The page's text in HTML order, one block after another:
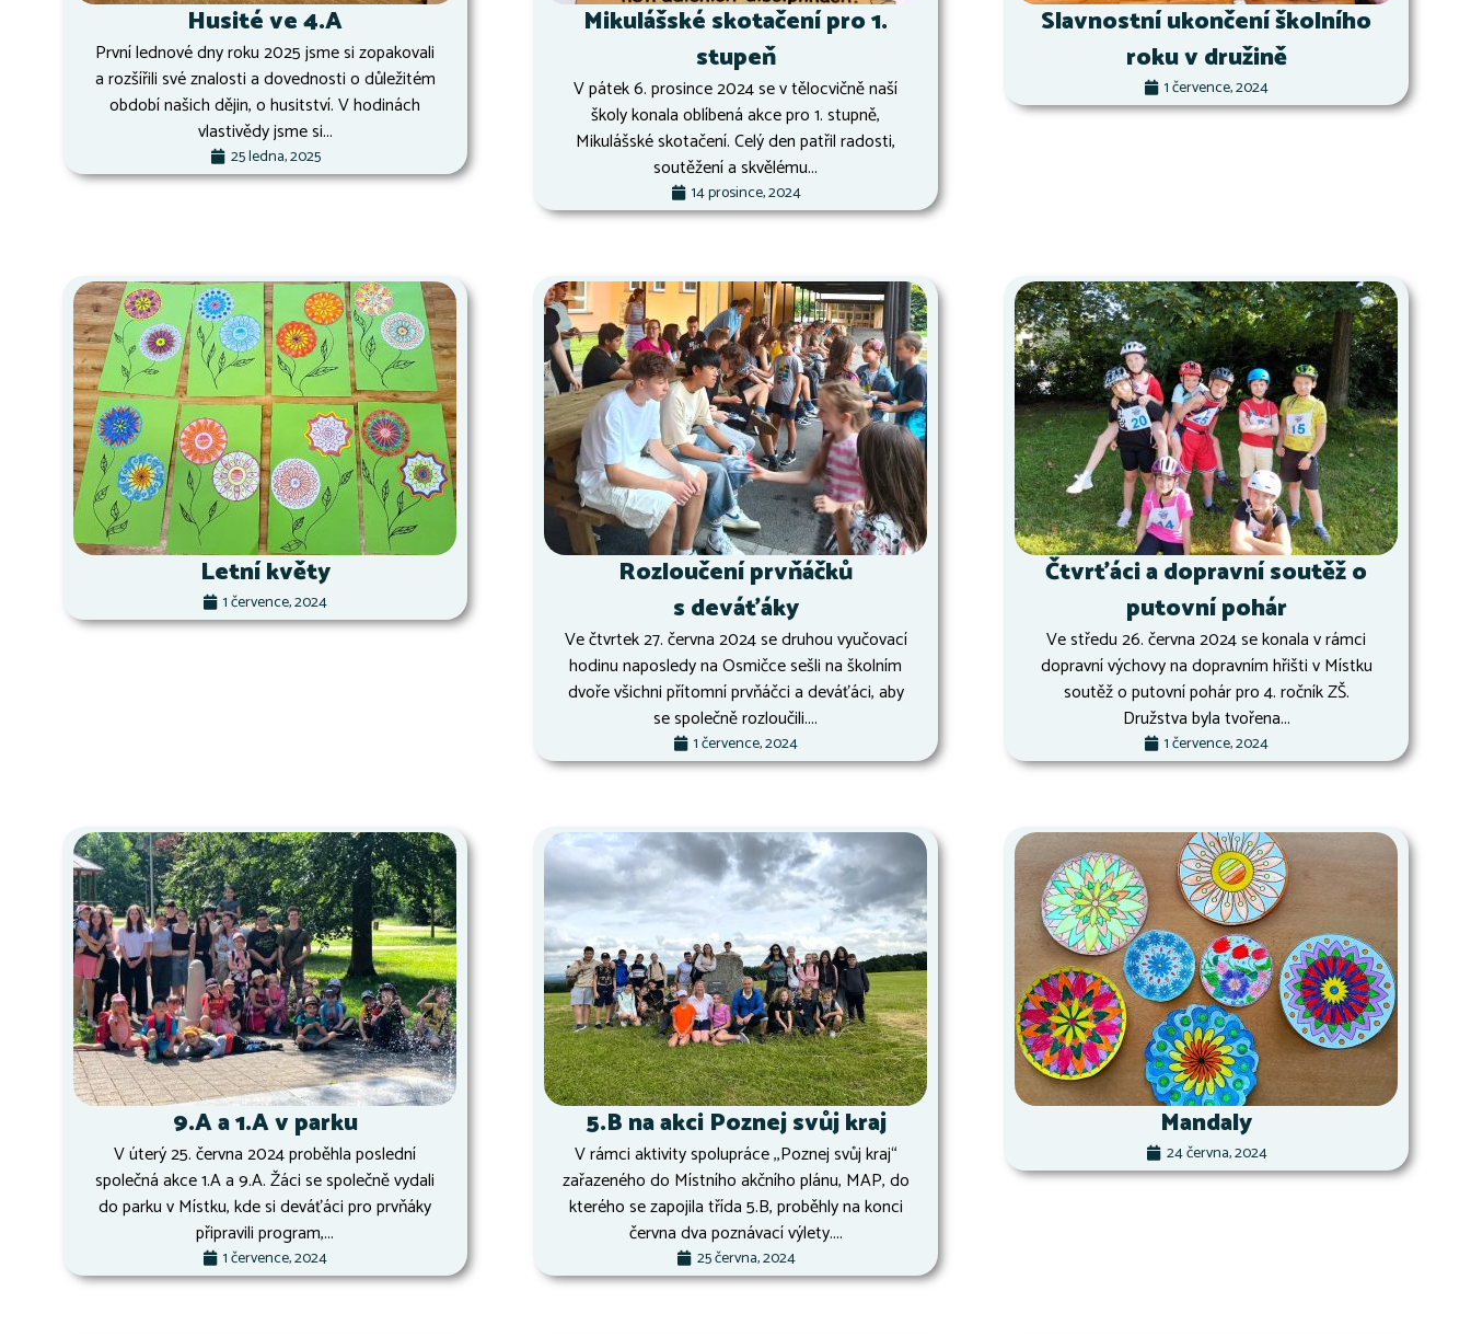
Husité ve 4.A
První lednové dny roku 2025 jsme si zopakovali
a rozšířili své znalosti a dovednosti o důležitém
období našich dějin, o husitství. V hodinách
vlastivědy jsme si...
25 ledna, 2025
Mikulášské skotačení pro 1.
stupeň
V pátek 6. prosince 2024 se v tělocvičně naší
školy konala oblíbená akce pro 1. stupně,
Mikulášské skotačení. Celý den patřil radosti,
soutěžení a skvělému...
14 prosince, 2024
Slavnostní ukončení školního
roku v družině
1 července, 2024
Letní květy
1 července, 2024
Rozloučení prvňáčků
s deváťáky
Ve čtvrtek 27. června 2024 se druhou vyučovací
hodinu naposledy na Osmičce sešli na školním
dvoře všichni přítomní prvňáčci a deváťáci, aby
se společně rozloučili....
1 července, 2024
Čtvrťáci a dopravní soutěž o
putovní pohár
Ve středu 26. června 2024 se konala v rámci
dopravní výchovy na dopravním hřišti v Místku
soutěž o putovní pohár pro 4. ročník ZŠ.
Družstva byla tvořena...
1 července, 2024
9.A a 1.A v parku
V úterý 25. června 2024 proběhla poslední
společná akce 1.A a 9.A. Žáci se společně vydali
do parku v Místku, kde si deváťáci pro prvňáky
připravili program,...
1 července, 2024
5.B na akci Poznej svůj kraj
V rámci aktivity spolupráce ,,Poznej svůj kraj“
zařazeného do Místního akčního plánu, MAP, do
kterého se zapojila třída 5.B, proběhly na konci
června dva poznávací výlety....
25 června, 2024
Mandaly
24 června, 2024